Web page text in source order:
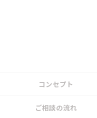
コンセプト
ご相談の流れ